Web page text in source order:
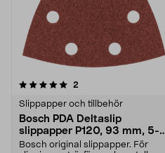
2
Slippapper och tillbehör
Bosch PDA Deltaslip
slippapper P120, 93 mm, 5-
pack
Bosch original slippapper. För
4.5av 5 stjärnor